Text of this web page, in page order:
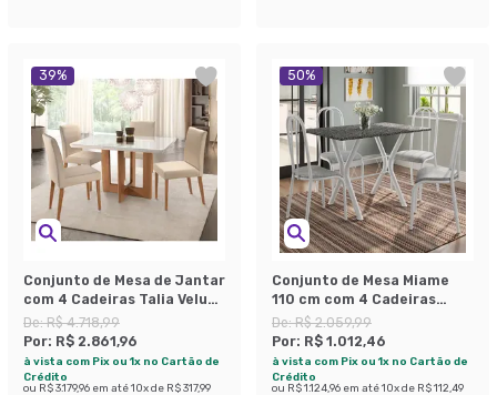
39%
Conjunto de Mesa de Jantar
com 4 Cadeiras Talia Veludo
Off White e Creme
De:R$ 4.718,99
Por: R$ 2.861,96
à vista com Pix ou 1x no Cartão de
Crédito
ou R$ 3.179,96 em até10x de R$ 317,99
50%
Conjunto de Mesa Miame
110 cm com 4 Cadeiras
Madri Branco e Vegetale
De:R$ 2.059,99
Por: R$ 1.012,46
à vista com Pix ou 1x no Cartão de
Crédito
ou R$ 1.124,96 em até10x de R$ 112,49